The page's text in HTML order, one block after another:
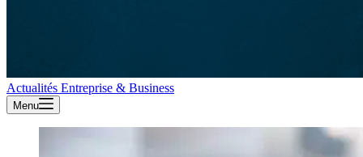
Actualités Entreprise & Business
Menu